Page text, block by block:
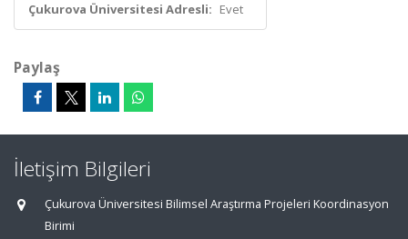
Çukurova Üniversitesi Adresli: Evet
Paylaş
İletişim Bilgileri
Çukurova Üniversitesi Bilimsel Araştırma Projeleri Koordinasyon
Birimi